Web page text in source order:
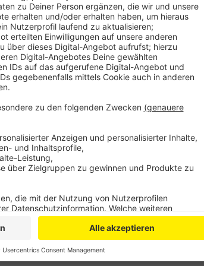
eines Sprechers konnte der Mann durch
werden.